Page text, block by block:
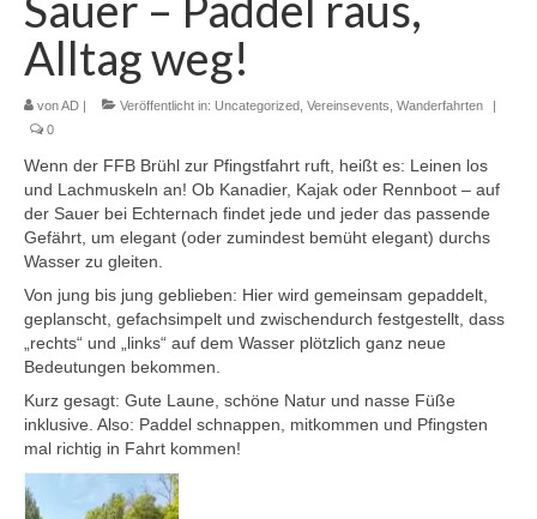
Downloads
Alltag weg!
vonAD Veröffentlicht in: Uncategorized Vereinsevents Wanderfahrten
0
Wenn der FFB Brühl zur Pfingstfahrt ruft, heißt es: Leinen los
und Lachmuskeln an! Ob Kanadier, Kajak oder Rennboot – auf
der Sauer bei Echternach findet jede und jeder das passende
Gefährt, um elegant (oder zumindest bemüht elegant) durchs
Wasser zu gleiten.
Von jung bis jung geblieben: Hier wird gemeinsam gepaddelt,
geplanscht, gefachsimpelt und zwischendurch festgestellt, dass
„rechts“ und „links“ auf dem Wasser plötzlich ganz neue
Bedeutungen bekommen.
Kurz gesagt: Gute Laune, schöne Natur und nasse Füße
inklusive. Also: Paddel schnappen, mitkommen und Pfingsten
mal richtig in Fahrt kommen!